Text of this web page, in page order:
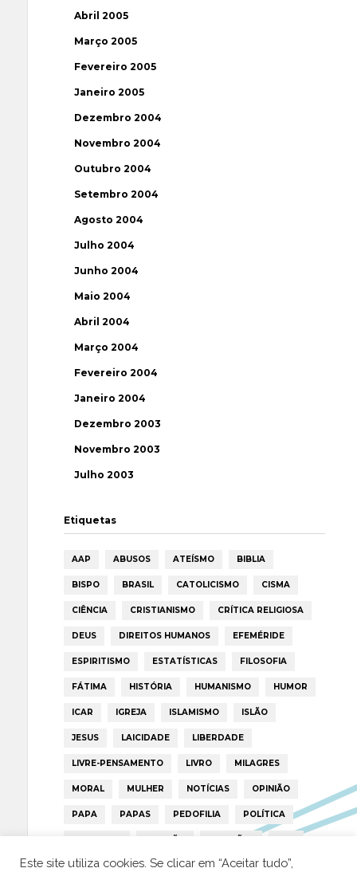
Abril 2005
Março 2005
Fevereiro 2005
Janeiro 2005
Dezembro 2004
Novembro 2004
Outubro 2004
Setembro 2004
Agosto 2004
Julho 2004
Junho 2004
Maio 2004
Abril 2004
Março 2004
Fevereiro 2004
Janeiro 2004
Dezembro 2003
Novembro 2003
Julho 2003
Etiquetas
AAP ABUSOS ATEÍSMO BIBLIA
BISPO BRASIL CATOLICISMO CISMA
CIÊNCIA CRISTIANISMO CRÍTICA RELIGIOSA
DEUS DIREITOS HUMANOS EFEMÉRIDE
ESPIRITISMO ESTATÍSTICAS FILOSOFIA
FÁTIMA HISTÓRIA HUMANISMO HUMOR
ICAR IGREJA ISLAMISMO ISLÃO
JESUS LAICIDADE LIBERDADE
LIVRE-PENSAMENTO LIVRO MILAGRES
MORAL MULHER NOTÍCIAS OPINIÃO
PAPA PAPAS PEDOFILIA POLÍTICA
PORTUGAL RELIGIÃO RELIGIÕES RTP
TRUMP VATICANO
Este site utiliza cookies. Se clicar em “Aceitar tudo”,